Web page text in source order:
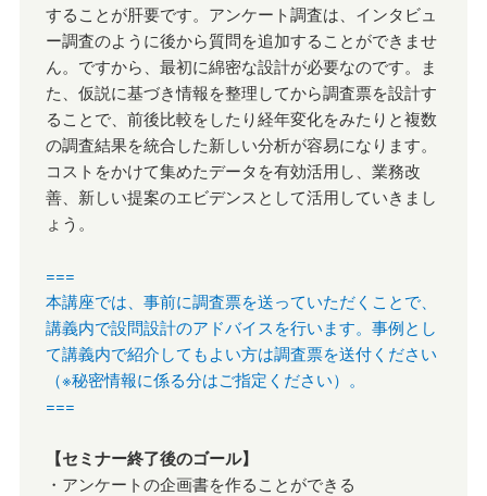
することが肝要です。アンケート調査は、インタビュ
ー調査のように後から質問を追加することができませ
ん。ですから、最初に綿密な設計が必要なのです。ま
た、仮説に基づき情報を整理してから調査票を設計す
ることで、前後比較をしたり経年変化をみたりと複数
の調査結果を統合した新しい分析が容易になります。
コストをかけて集めたデータを有効活用し、業務改
善、新しい提案のエビデンスとして活用していきまし
ょう。
===
本講座では、事前に調査票を送っていただくことで、
講義内で設問設計のアドバイスを行います。事例とし
て講義内で紹介してもよい方は調査票を送付ください
（※秘密情報に係る分はご指定ください）。
===
【セミナー終了後のゴール】
・アンケートの企画書を作ることができる